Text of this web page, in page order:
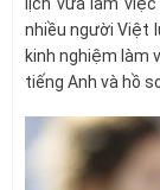
nhiều người Việt
kinh nghiệm làm
tiếng Anh và hồ